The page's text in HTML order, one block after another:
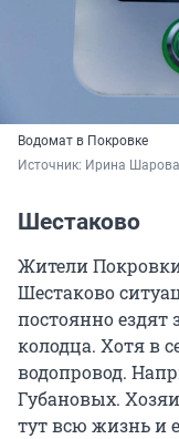
Водомат в Покровке
Источник: Ирина
Шестаково
Жители
Шестаково
постоянно ездят
колодца. Хотя в
водопровод.
Губановых.
тут всю жизнь и